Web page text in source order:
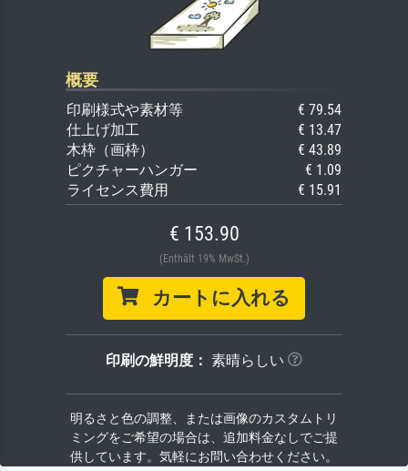
概要
印刷様式や素材等
€ 79.54
仕上げ加工
€ 13.47
木枠（画枠）
€ 43.89
ピクチャーハンガー
€ 1.09
ライセンス費用
€ 15.91
€ 153.90
(Enthält 19% MwSt.)
カートに入れる
印刷の鮮明度： 素晴らしい
明るさと色の調整、または画像のカスタムトリ
ミングをご希望の場合は、追加料金なしでご提
供しています。気軽にお問い合わせください。